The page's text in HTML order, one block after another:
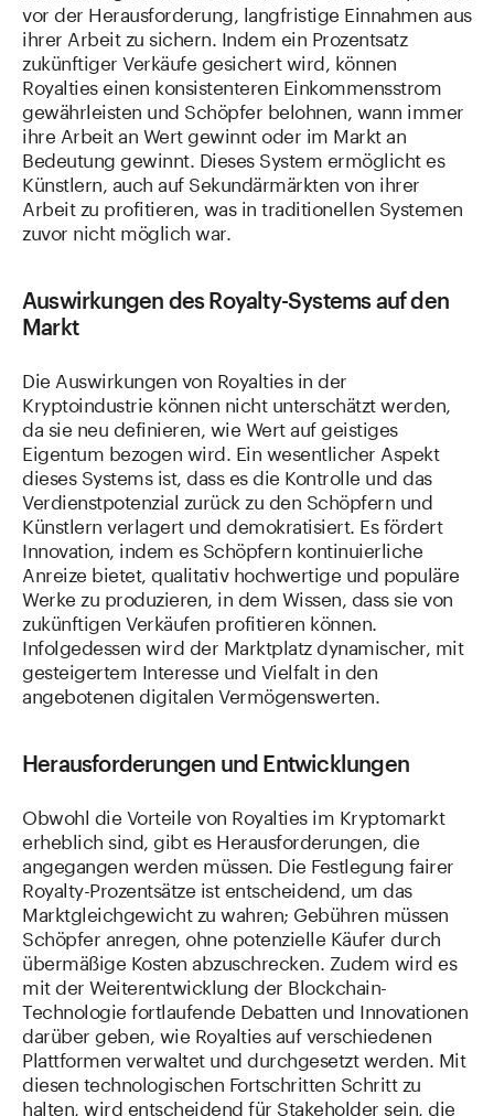
vor der Herausforderung, langfristige Einnahmen aus
ihrer Arbeit zu sichern. Indem ein Prozentsatz
zukünftiger Verkäufe gesichert wird, können
Royalties einen konsistenteren Einkommensstrom
gewährleisten und Schöpfer belohnen, wann immer
ihre Arbeit an Wert gewinnt oder im Markt an
Bedeutung gewinnt. Dieses System ermöglicht es
Künstlern, auch auf Sekundärmärkten von ihrer
Arbeit zu profitieren, was in traditionellen Systemen
zuvor nicht möglich war.
Auswirkungen des Royalty-Systems auf den
Markt
Die Auswirkungen von Royalties in der
Kryptoindustrie können nicht unterschätzt werden,
da sie neu definieren, wie Wert auf geistiges
Eigentum bezogen wird. Ein wesentlicher Aspekt
dieses Systems ist, dass es die Kontrolle und das
Verdienstpotenzial zurück zu den Schöpfern und
Künstlern verlagert und demokratisiert. Es fördert
Innovation, indem es Schöpfern kontinuierliche
Anreize bietet, qualitativ hochwertige und populäre
Werke zu produzieren, in dem Wissen, dass sie von
zukünftigen Verkäufen profitieren können.
Infolgedessen wird der Marktplatz dynamischer, mit
gesteigertem Interesse und Vielfalt in den
angebotenen digitalen Vermögenswerten.
Herausforderungen und Entwicklungen
Obwohl die Vorteile von Royalties im Kryptomarkt
erheblich sind, gibt es Herausforderungen, die
angegangen werden müssen. Die Festlegung fairer
Royalty-Prozentsätze ist entscheidend, um das
Marktgleichgewicht zu wahren; Gebühren müssen
Schöpfer anregen, ohne potenzielle Käufer durch
übermäßige Kosten abzuschrecken. Zudem wird es
mit der Weiterentwicklung der Blockchain-
Technologie fortlaufende Debatten und Innovationen
darüber geben, wie Royalties auf verschiedenen
Plattformen verwaltet und durchgesetzt werden. Mit
diesen technologischen Fortschritten Schritt zu
halten, wird entscheidend für Stakeholder sein, die